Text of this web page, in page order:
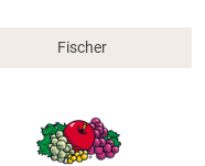
Fischer